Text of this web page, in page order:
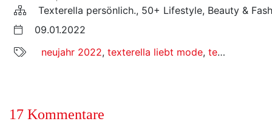
Texterella persönlich., 50+ Lifestyle, Beauty &
09.01.2022
neujahr 2022, texterella liebt mode, texterella persönlich
17 Kommentare